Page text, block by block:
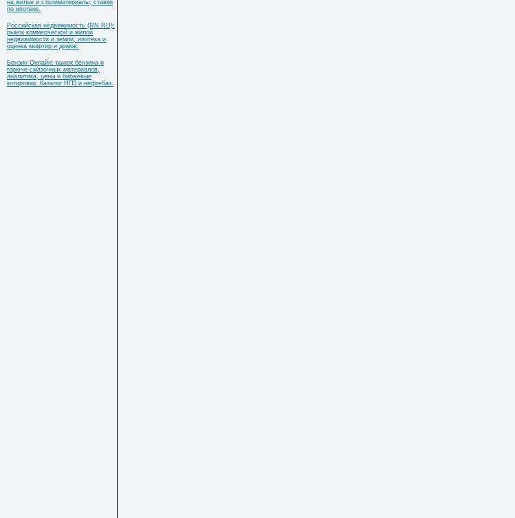
на жилье и стройматериалы, ставки
по ипотеке.
Российская недвижимость (RN.RU):
рынок коммерческой и жилой
недвижимости и земли, ипотека и
оценка квартир и домов.
Бензин Онлайн: рынок бензина и
горюче-смазочных материалов,
аналитика, цены и биржевые
котировки. Каталог НПЗ и нефтебаз.